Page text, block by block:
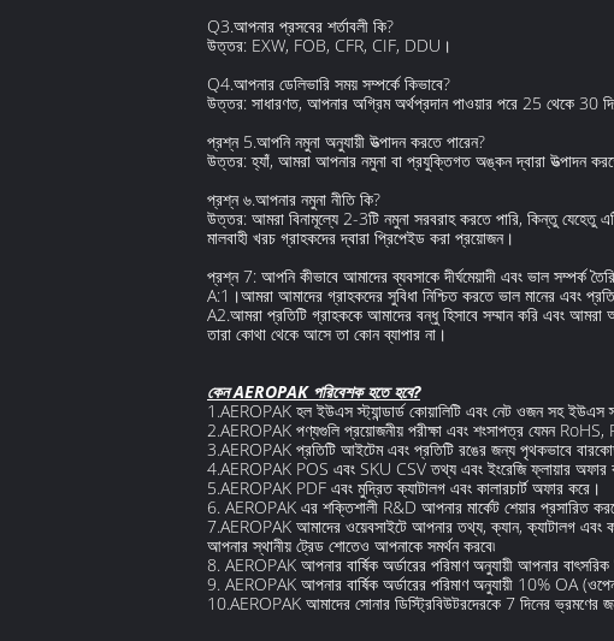
Q3.আপনার প্রসবের শর্তাবলী কি?
উত্তর: EXW, FOB, CFR, CIF, DDU।
Q4.আপনার ডেলিভারি সময় সম্পর্কে কিভাবে?
উত্তর: সাধারণত, আপনার অগ্রিম অর্থপ্রদান পাওয়ার পরে 25 থেকে 30
প্রশ্ন 5.আপনি নমুনা অনুযায়ী উত্পাদন করতে পারেন?
উত্তর: হ্যাঁ, আমরা আপনার নমুনা বা প্রযুক্তিগত অঙ্কন দ্বারা উত্পাদন
প্রশ্ন ৬.আপনার নমুনা নীতি কি?
উত্তর: আমরা বিনামূল্যে 2-3টি নমুনা সরবরাহ করতে পারি, কিন্তু যেহেতু
মালবাহী খরচ গ্রাহকদের দ্বারা প্রিপেইড করা প্রয়োজন।
প্রশ্ন 7: আপনি কীভাবে আমাদের ব্যবসাকে দীর্ঘমেয়াদী এবং ভাল সম্পর্ক
A:1।আমরা আমাদের গ্রাহকদের সুবিধা নিশ্চিত করতে ভাল মানের এবং
A2.আমরা প্রতিটি গ্রাহককে আমাদের বন্ধু হিসাবে সম্মান করি এবং আমরা
তারা কোথা থেকে আসে তা কোন ব্যাপার না।
কেন AEROPAK পরিবেশক হতে হবে?
1.AEROPAK হল ইউএস স্ট্যান্ডার্ড কোয়ালিটি এবং নেট ওজন সহ ইউএস
2.AEROPAK পণ্যগুলি প্রয়োজনীয় পরীক্ষা এবং শংসাপত্র যেমন RoHS,
3.AEROPAK প্রতিটি আইটেম এবং প্রতিটি রঙের জন্য পৃথকভাবে
4.AEROPAK POS এবং SKU CSV তথ্য এবং ইংরেজি ফ্লায়ার অফার
5.AEROPAK PDF এবং মুদ্রিত ক্যাটালগ এবং কালারচার্ট অফার করে।
6. AEROPAK এর শক্তিশালী R&D আপনার মার্কেট শেয়ার প্রসারিত
7.AEROPAK আমাদের ওয়েবসাইটে আপনার তথ্য, ক্যান, ক্যাটালগ এবং
আপনার স্থানীয় ট্রেড শোতেও আপনাকে সমর্থন করবে৷
8. AEROPAK আপনার বার্ষিক অর্ডারের পরিমাণ অনুযায়ী আপনার
9. AEROPAK আপনার বার্ষিক অর্ডারের পরিমাণ অনুযায়ী 10% OA
10.AEROPAK আমাদের সোনার ডিস্ট্রিবিউটরদেরকে 7 দিনের ভ্রমণের